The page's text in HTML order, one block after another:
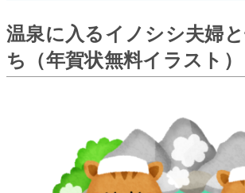
温泉に入るイノシシ夫婦
ち（年賀状無料イラスト）